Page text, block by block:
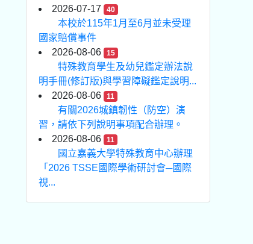
2026-07-17
40
本校於115年1月至6月並未受理
國家賠償事件
2026-08-06
15
特殊教育學生及幼兒鑑定辦法說
明手冊(修訂版)與學習障礙鑑定說明...
2026-08-06
11
有關2026城鎮韌性（防空）演
習，請依下列說明事項配合辦理。
2026-08-06
11
國立嘉義大學特殊教育中心辦理
「2026 TSSE國際學術研討會─國際
視...